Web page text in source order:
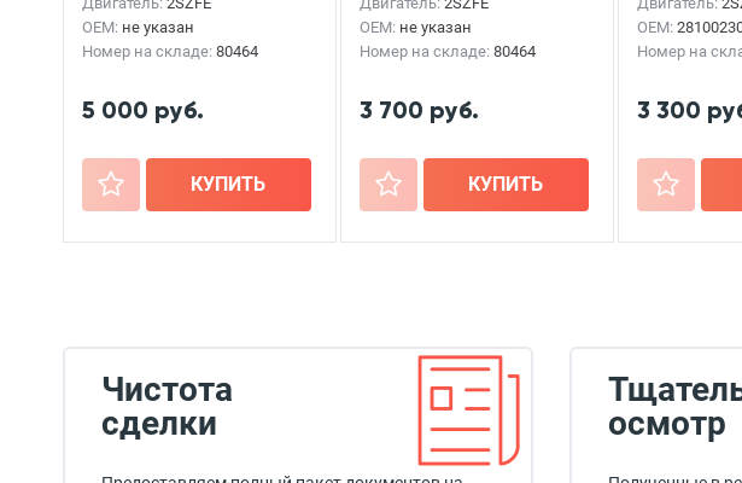
OEM: не указан
Номер на складе: 80464
5 000 руб.
+ КУПИТЬ
OEM: не указан
Номер на складе: 80464
3 700 руб.
+ КУПИТЬ
OEM:
Номер на
3 300
+
Чистота
сделки
осмотр